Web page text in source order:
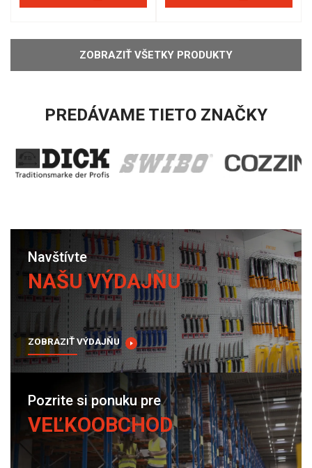
ZOBRAZIŤ VŠETKY PRODUKTY
PREDÁVAME TIETO ZNAČKY
Navštívte
NAŠU VÝDAJŇU
ZOBRAZIŤ VÝDAJŇU
Pozrite si ponuku pre
VEĽKOOBCHOD